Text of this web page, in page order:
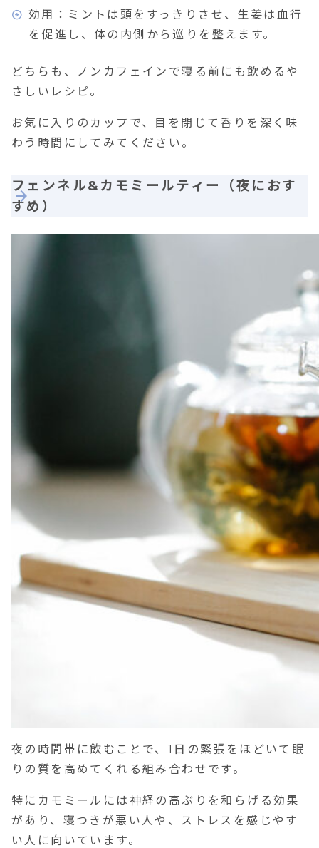
効用：ミントは頭をすっきりさせ、生姜は血行
を促進し、体の内側から巡りを整えます。
どちらも、ノンカフェインで寝る前にも飲めるや
さしいレシピ。
お気に入りのカップで、目を閉じて香りを深く味
わう時間にしてみてください。
フェンネル&カモミールティー（夜におす
すめ）
夜の時間帯に飲むことで、1日の緊張をほどいて眠
りの質を高めてくれる組み合わせです。
特にカモミールには神経の高ぶりを和らげる効果
があり、寝つきが悪い人や、ストレスを感じやす
い人に向いています。